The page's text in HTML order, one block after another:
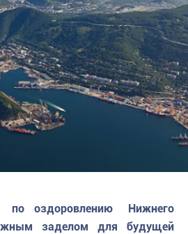
по оздоровлению Нижнего
заделом для будущей